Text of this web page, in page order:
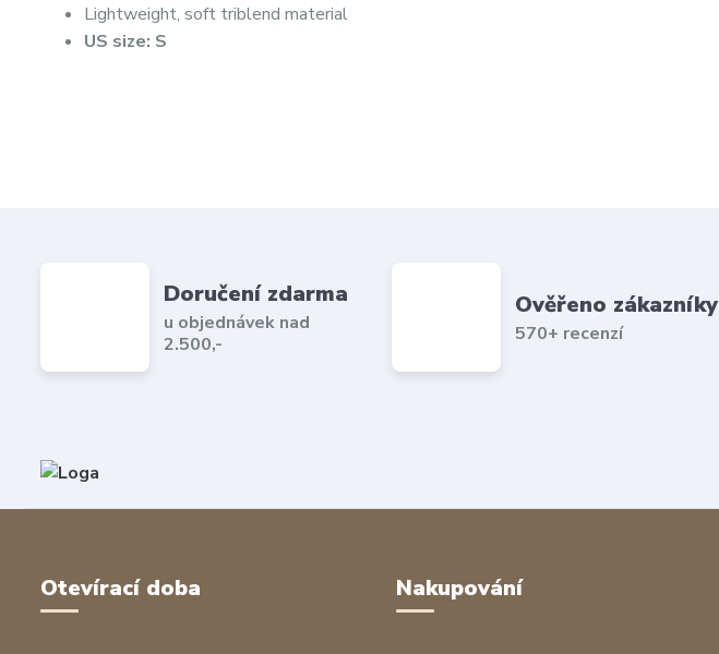
Lightweight, soft triblend material
US size: S
Doručení zdarma
u objednávek nad
2.500,-
Ověřeno zákazníky
570+ recenzí
Otevírací doba Nakupování